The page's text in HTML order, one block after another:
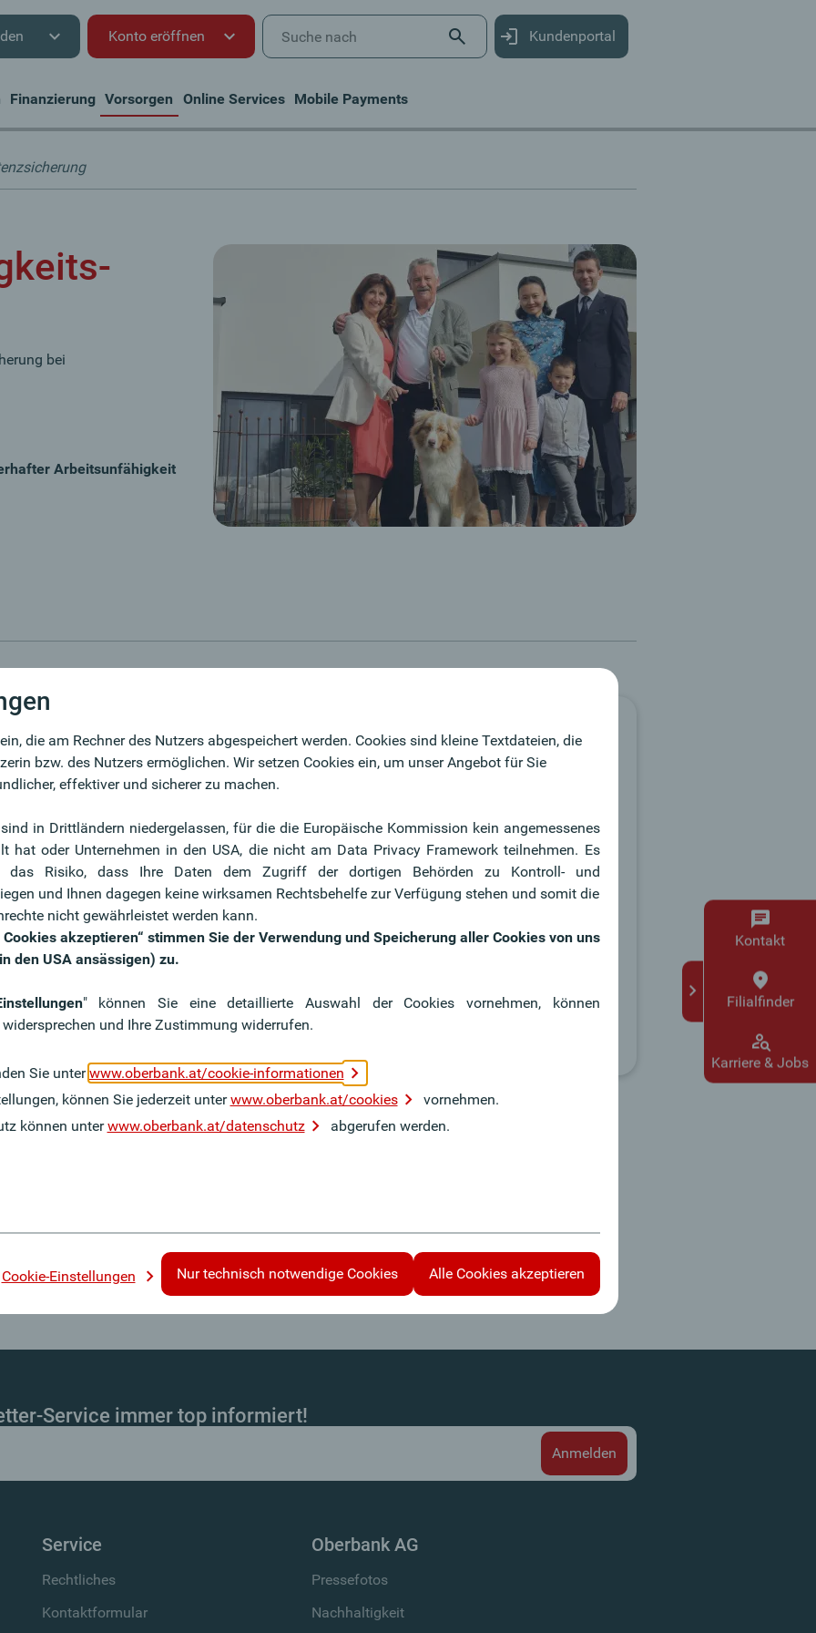
Konto eröffnen Kundenportal
Finanzierung Vorsorgen Online Services Mobile Payments
bei
Arbeitsunfähigkeit
Erkrankungen ist niemand von uns gefeit. Die
gänzliche Arbeitsunfähigkeit zieht emotionale sowie
Sie sich und Ihre Angehörigen bestmöglich durch
einer geregelten und regelmäßigen Arbeit
Tag). Dies führt zu langfristigen
verbunden mit höheren Ausgaben für Pflege und
noch arbeitsfähig, können jedoch Ihren zuletzt
Dies kann zum teilweisen Verlust des
unterstützt in Form von
und bei Berufsunfähigkeit. Diese helfen
diverse Fixkosten im Alltag abdecken zu können.
Landskrongasse 1-3 in Kooperation mit der Oberbank AG.
Weiterführende
Links
Berufsunfähigkeitsversicherung
Kontakt
Filialfinder
Karriere & Jobs
Service immer top informiert!
die am Rechner des Nutzers abgespeichert werden. Cookies sind kleine Textdateien, die
bzw. des Nutzers ermöglichen. Wir setzen Cookies ein, um unser Angebot für Sie
effektiver und sicherer zu machen.
in Drittländern niedergelassen, für die die Europäische Kommission kein angemessenes
hat oder Unternehmen in den USA, die nicht am Data Privacy Framework teilnehmen. Es
das Risiko, dass Ihre Daten dem Zugriff der dortigen Behörden zu Kontroll- und
und Ihnen dagegen keine wirksamen Rechtsbehelfe zur Verfügung stehen und somit die
nicht gewährleistet werden kann.
akzeptieren“ stimmen Sie der Verwendung und Speicherung aller Cookies von uns
den USA ansässigen) zu.
" können Sie eine detaillierte Auswahl der Cookies vornehmen, können
und Ihre Zustimmung widerrufen.
Sie unterwww.oberbank.at/cookie-informationen
können Sie jederzeit unterwww.oberbank.at/cookies
vornehmen.
können unterwww.oberbank.at/datenschutz abgerufen werden.
Cookie-Einstellungen Nur technisch notwendige Cookies Alle Cookies akzeptieren
Service
Rechtliches
Kontaktformular
Oberbank AG
Pressefotos
Nachhaltigkeit